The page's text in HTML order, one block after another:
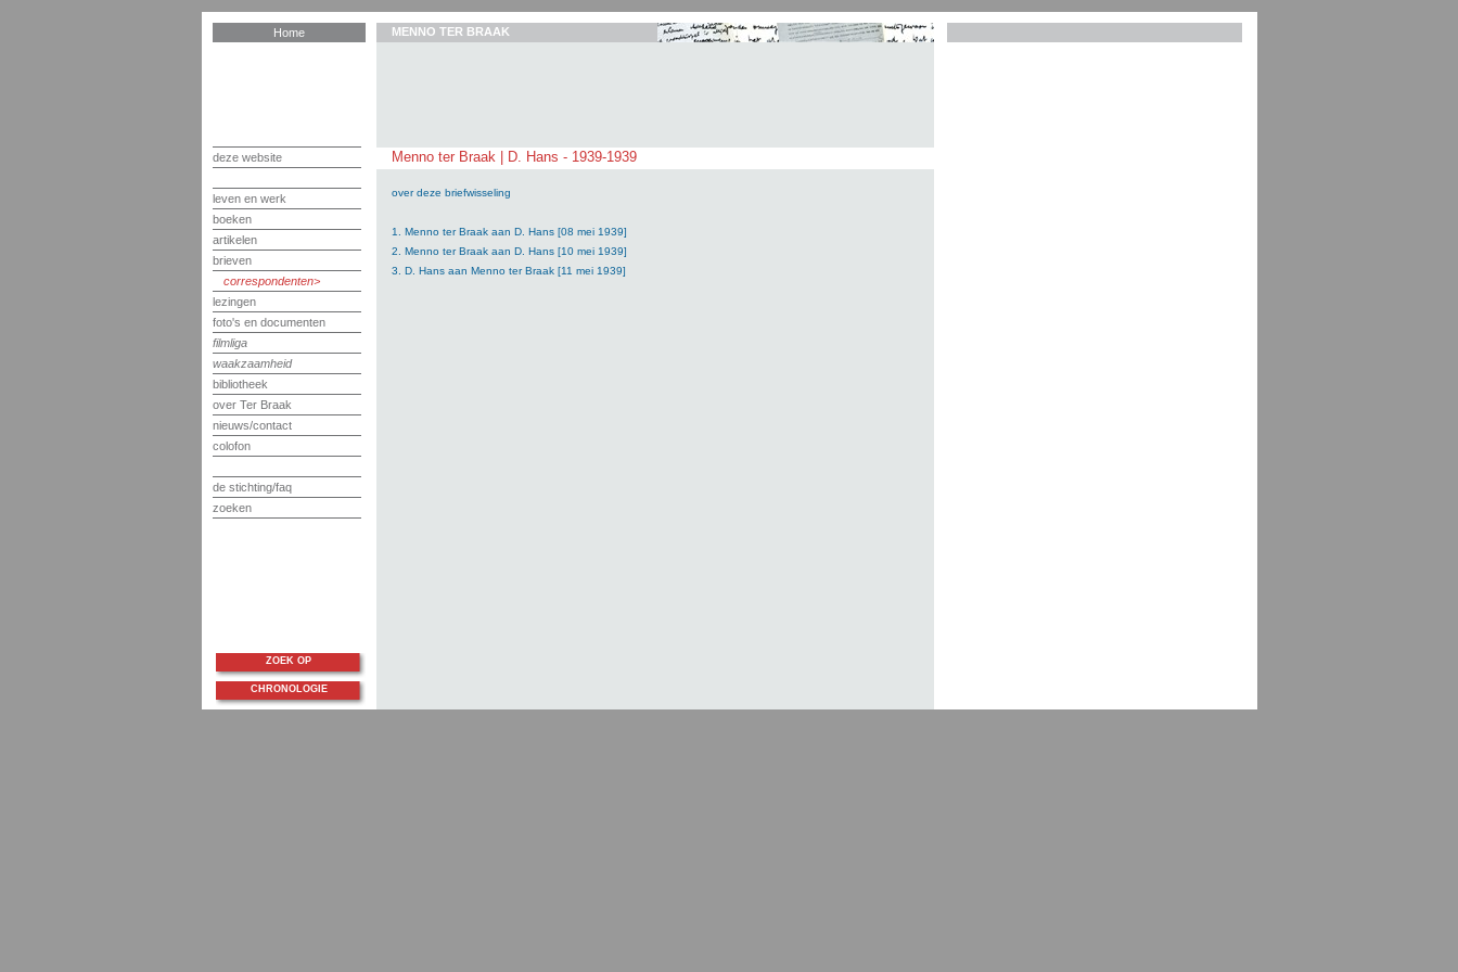
Home
deze website
leven en werk
boeken
artikelen
brieven
correspondenten
lezingen
foto's en documenten
filmliga
waakzaamheid
bibliotheek
over Ter Braak
nieuws/contact
colofon
de stichting/faq
zoeken
MENNO TER BRAAK
Menno ter Braak | D. Hans - 1939-1939
over deze briefwisseling
1. Menno ter Braak aan D. Hans [08 mei 1939]
2. Menno ter Braak aan D. Hans [10 mei 1939]
3. D. Hans aan Menno ter Braak [11 mei 1939]
ZOEK OP
CHRONOLOGIE